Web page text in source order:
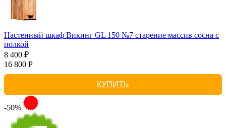
Настенный шкаф Викинг GL 150 №7 старение массив сосна с
полкой
8 400 ₽
16 800 Р
КУПИТЬ
-50%